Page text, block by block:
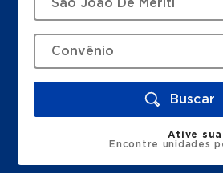
Buscar
Ative
Encontre unidades